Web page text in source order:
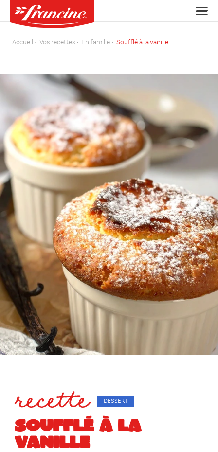
Accueil Vos recettes En famille Soufflé à la vanille
recette DESSERT
SOUFFLÉ À LA
VANILLE